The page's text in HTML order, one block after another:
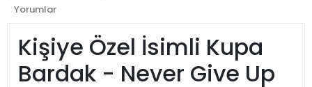
Yorumlar
Kişiye Özel İsimli Kupa
Bardak - Never Give Up